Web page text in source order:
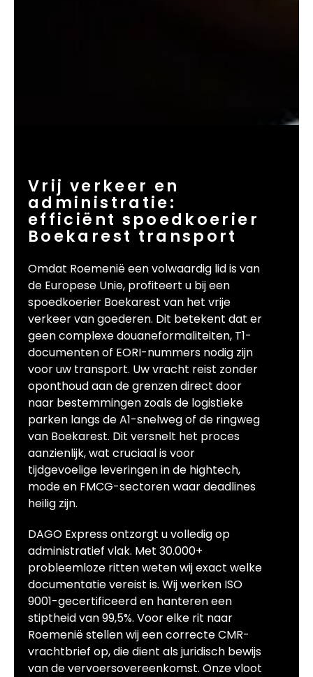
Vrij verkeer en
administratie:
efficiënt spoedkoerier
Boekarest transport
Omdat Roemenië een volwaardig lid is van
de Europese Unie, profiteert u bij een
spoedkoerier Boekarest van het vrije
verkeer van goederen. Dit betekent dat er
geen complexe douaneformaliteiten, T1-
documenten of EORI-nummers nodig zijn
voor uw transport. Uw vracht reist zonder
oponthoud aan de grenzen direct door
naar bestemmingen zoals de logistieke
parken langs de A1-snelweg of de ringweg
van Boekarest. Dit versnelt het proces
aanzienlijk, wat cruciaal is voor
tijdgevoelige leveringen in de hightech,
mode en FMCG-sectoren waar deadlines
heilig zijn.
DAGO Express ontzorgt u volledig op
administratief vlak. Met 30.000+
probleemloze ritten weten wij exact welke
documentatie vereist is. Wij werken ISO
9001-gecertificeerd en hanteren een
stiptheid van 99,5%. Voor elke rit naar
Roemenië stellen wij een correcte CMR-
vrachtbrief op, die dient als juridisch bewijs
van de vervoersovereenkomst. Onze vloot